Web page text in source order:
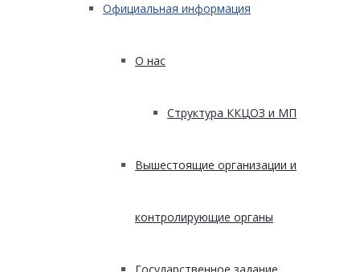
Официальная информация
О нас
Структура ККЦОЗ и МП
Вышестоящие организации и
контролирующие органы